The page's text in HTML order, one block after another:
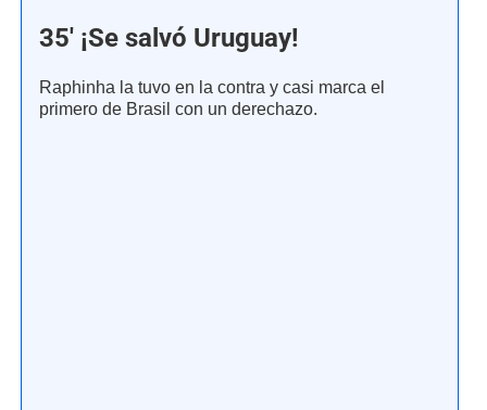
35' ¡Se salvó Uruguay!
Raphinha la tuvo en la contra y casi marca el
primero de Brasil con un derechazo.